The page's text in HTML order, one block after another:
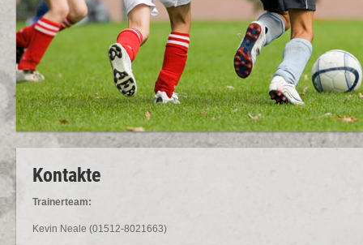
Kontakte
Trainerteam:
Kevin Neale (01512-8021663)